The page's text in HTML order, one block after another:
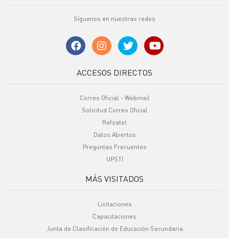
Síguenos en nuestras redes
ACCESOS DIRECTOS
Correo Oficial - Webmail
Solicitud Correo Oficial
Refsatel
Datos Abiertos
Preguntas Frecuentes
UPSTI
MÁS VISITADOS
Licitaciones
Capacitaciones
Junta de Clasificación de Educación Secundaria